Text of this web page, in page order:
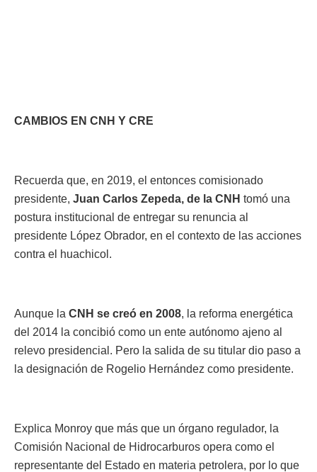
CAMBIOS EN CNH Y CRE
Recuerda que, en 2019, el entonces comisionado
presidente, Juan Carlos Zepeda, de la CNH tomó una
postura institucional de entregar su renuncia al
presidente López Obrador, en el contexto de las acciones
contra el huachicol.
Aunque la CNH se creó en 2008, la reforma energética
del 2014 la concibió como un ente autónomo ajeno al
relevo presidencial. Pero la salida de su titular dio paso a
la designación de Rogelio Hernández como presidente.
Explica Monroy que más que un órgano regulador, la
Comisión Nacional de Hidrocarburos opera como el
representante del Estado en materia petrolera, por lo que